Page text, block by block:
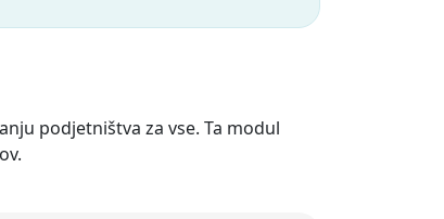
podjetništva za vse. Ta modul